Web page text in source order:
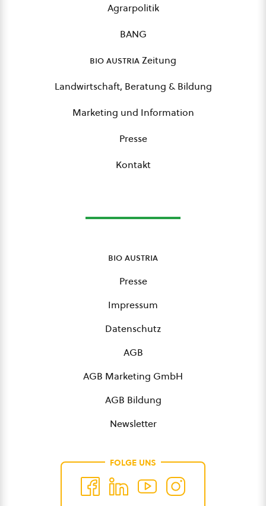
Agrarpolitik
BANG
bio austriaZeitung
Landwirtschaft, Beratung & Bildung
Marketing und Information
Presse
Kontakt
bio austria
Presse
Impressum
Datenschutz
AGB
AGB Marketing GmbH
AGB Bildung
Newsletter
FOLGE UNS